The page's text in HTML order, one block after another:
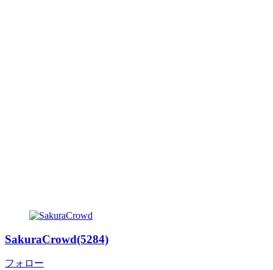
SakuraCrowd(5284)
フォロー